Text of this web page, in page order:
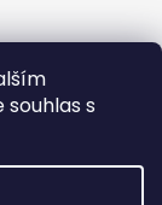
s